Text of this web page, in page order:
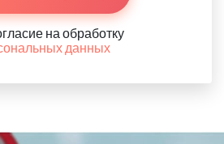
на обработку
данных